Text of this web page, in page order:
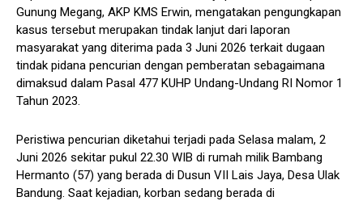
Gunung Megang, AKP KMS Erwin, mengatakan pengungkapan
kasus tersebut merupakan tindak lanjut dari laporan
masyarakat yang diterima pada 3 Juni 2026 terkait dugaan
tindak pidana pencurian dengan pemberatan sebagaimana
dimaksud dalam Pasal 477 KUHP Undang-Undang RI Nomor 1
Tahun 2023.
Peristiwa pencurian diketahui terjadi pada Selasa malam, 2
Juni 2026 sekitar pukul 22.30 WIB di rumah milik Bambang
Hermanto (57) yang berada di Dusun VII Lais Jaya, Desa Ulak
Bandung. Saat kejadian, korban sedang berada di